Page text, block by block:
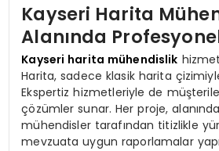
Kayseri Harita
Alanında
Kayseri harita mühendislik
Harita, sadece klasik harita çizimiyle
Ekspertiz hizmetleriyle de
çözümler sunar. Her proje,
mühendisler tarafından titizlikle
mevzuata uygun raporlamalar